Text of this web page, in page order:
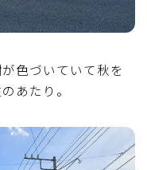
色づいていて秋を
あたり。